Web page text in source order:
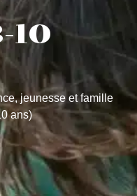
10
jeunesse et famille
ans)